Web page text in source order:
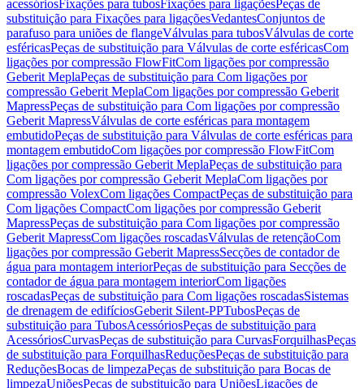
acessóriosFixações para tubosFixações para ligaçõesPeças de
substituição para Fixações para ligaçõesVedantesConjuntos de
parafuso para uniões de flangeVálvulas para tubosVálvulas de corte
esféricasPeças de substituição para Válvulas de corte esféricasCom
ligações por compressão FlowFitCom ligações por compressão
Geberit MeplaPeças de substituição para Com ligações por
compressão Geberit MeplaCom ligações por compressão Geberit
MapressPeças de substituição para Com ligações por compressão
Geberit MapressVálvulas de corte esféricas para montagem
embutidoPeças de substituição para Válvulas de corte esféricas para
montagem embutidoCom ligações por compressão FlowFitCom
ligações por compressão Geberit MeplaPeças de substituição para
Com ligações por compressão Geberit MeplaCom ligações por
compressão VolexCom ligações CompactPeças de substituição para
Com ligações CompactCom ligações por compressão Geberit
MapressPeças de substituição para Com ligações por compressão
Geberit MapressCom ligações roscadasVálvulas de retençãoCom
ligações por compressão Geberit MapressSecções de contador de
água para montagem interiorPeças de substituição para Secções de
contador de água para montagem interiorCom ligações
roscadasPeças de substituição para Com ligações roscadasSistemas
de drenagem de edifíciosGeberit Silent-PPTubosPeças de
substituição para TubosAcessóriosPeças de substituição para
AcessóriosCurvasPeças de substituição para CurvasForquilhasPeças
de substituição para ForquilhasReduçõesPeças de substituição para
ReduçõesBocas de limpezaPeças de substituição para Bocas de
limpezaUniõesPeças de substituição para UniõesLigações de